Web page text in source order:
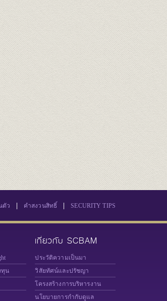
ตัว | คำสงวนสิทธิ์ | SECURITY TIPS
ทุน
เกี่ยวกับ SCBAM
ประวัติความเป็นมา
วิสัยทัศน์และปรัชญา
โครงสร้างการบริหารงาน
นโยบายการกำกับดูแล